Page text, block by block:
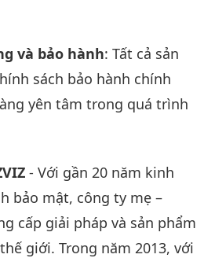
và bảo hành: Tất cả sản
sách bảo hành chính
yên tâm trong quá trình
- Với gần 20 năm kinh
bảo mật, công ty mẹ –
cấp giải pháp và sản phẩm
giới. Trong năm 2013, với